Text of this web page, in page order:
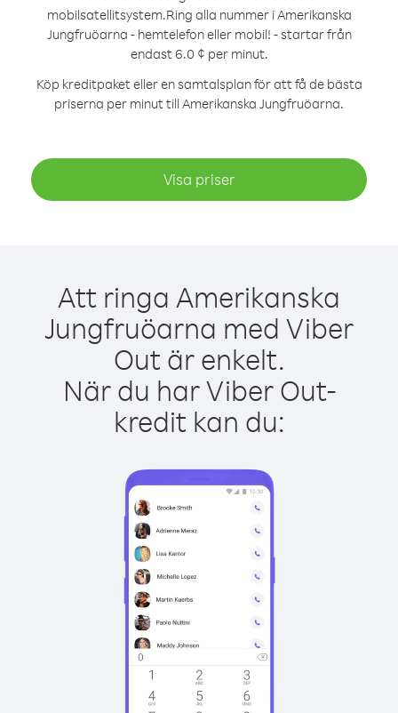
mobilsatellitsystem.Ring alla nummer i Amerikanska
Jungfruöarna - hemtelefon eller mobil! - startar från
endast 6.0 ¢ per minut.
Köp kreditpaket eller en samtalsplan för att få de bästa
priserna per minut till Amerikanska Jungfruöarna.
Visa priser
Att ringa Amerikanska
Jungfruöarna med Viber
Out är enkelt.
När du har Viber Out-
kredit kan du: